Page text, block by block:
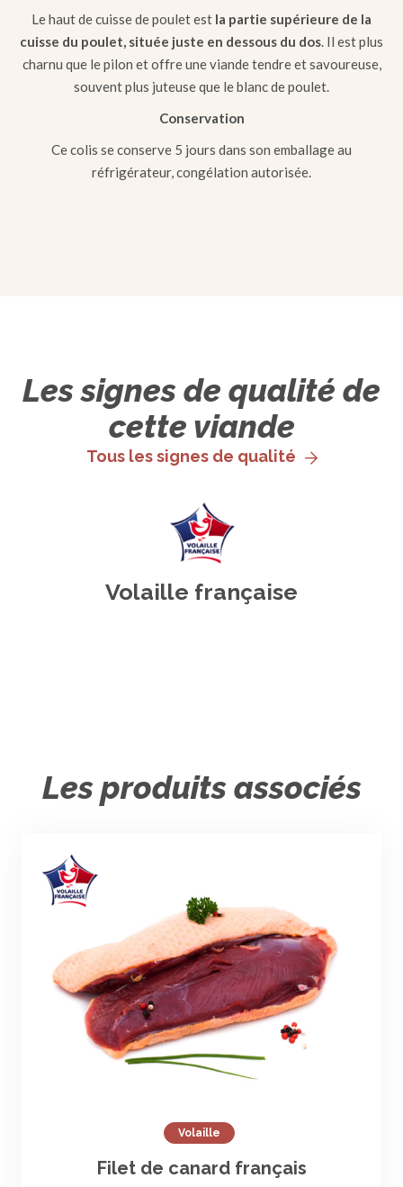
Le haut de cuisse de poulet est la partie supérieure de la
cuisse du poulet, située juste en dessous du dos. Il est plus
charnu que le pilon et offre une viande tendre et savoureuse,
souvent plus juteuse que le blanc de poulet.
Conservation
Ce colis se conserve 5 jours dans son emballage au
réfrigérateur, congélation autorisée.
Les signes de qualité de
cette viande
Tous les signes de qualité
Volaille française
Les produits associés
Volaille
Filet de canard français